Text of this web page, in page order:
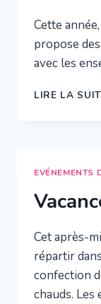
Cette
propose
avec les
LIRE LA
EVÉNEMENTS
Cet après-
répartir
confection
chauds.